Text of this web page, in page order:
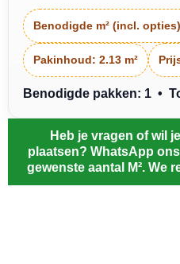
Benodigde m² (incl.
Pakinhoud: 2.13 m²
Benodigde pakken: 1 •
Heb je vragen of wil
plaatsen? WhatsApp
gewenste aantal M². We